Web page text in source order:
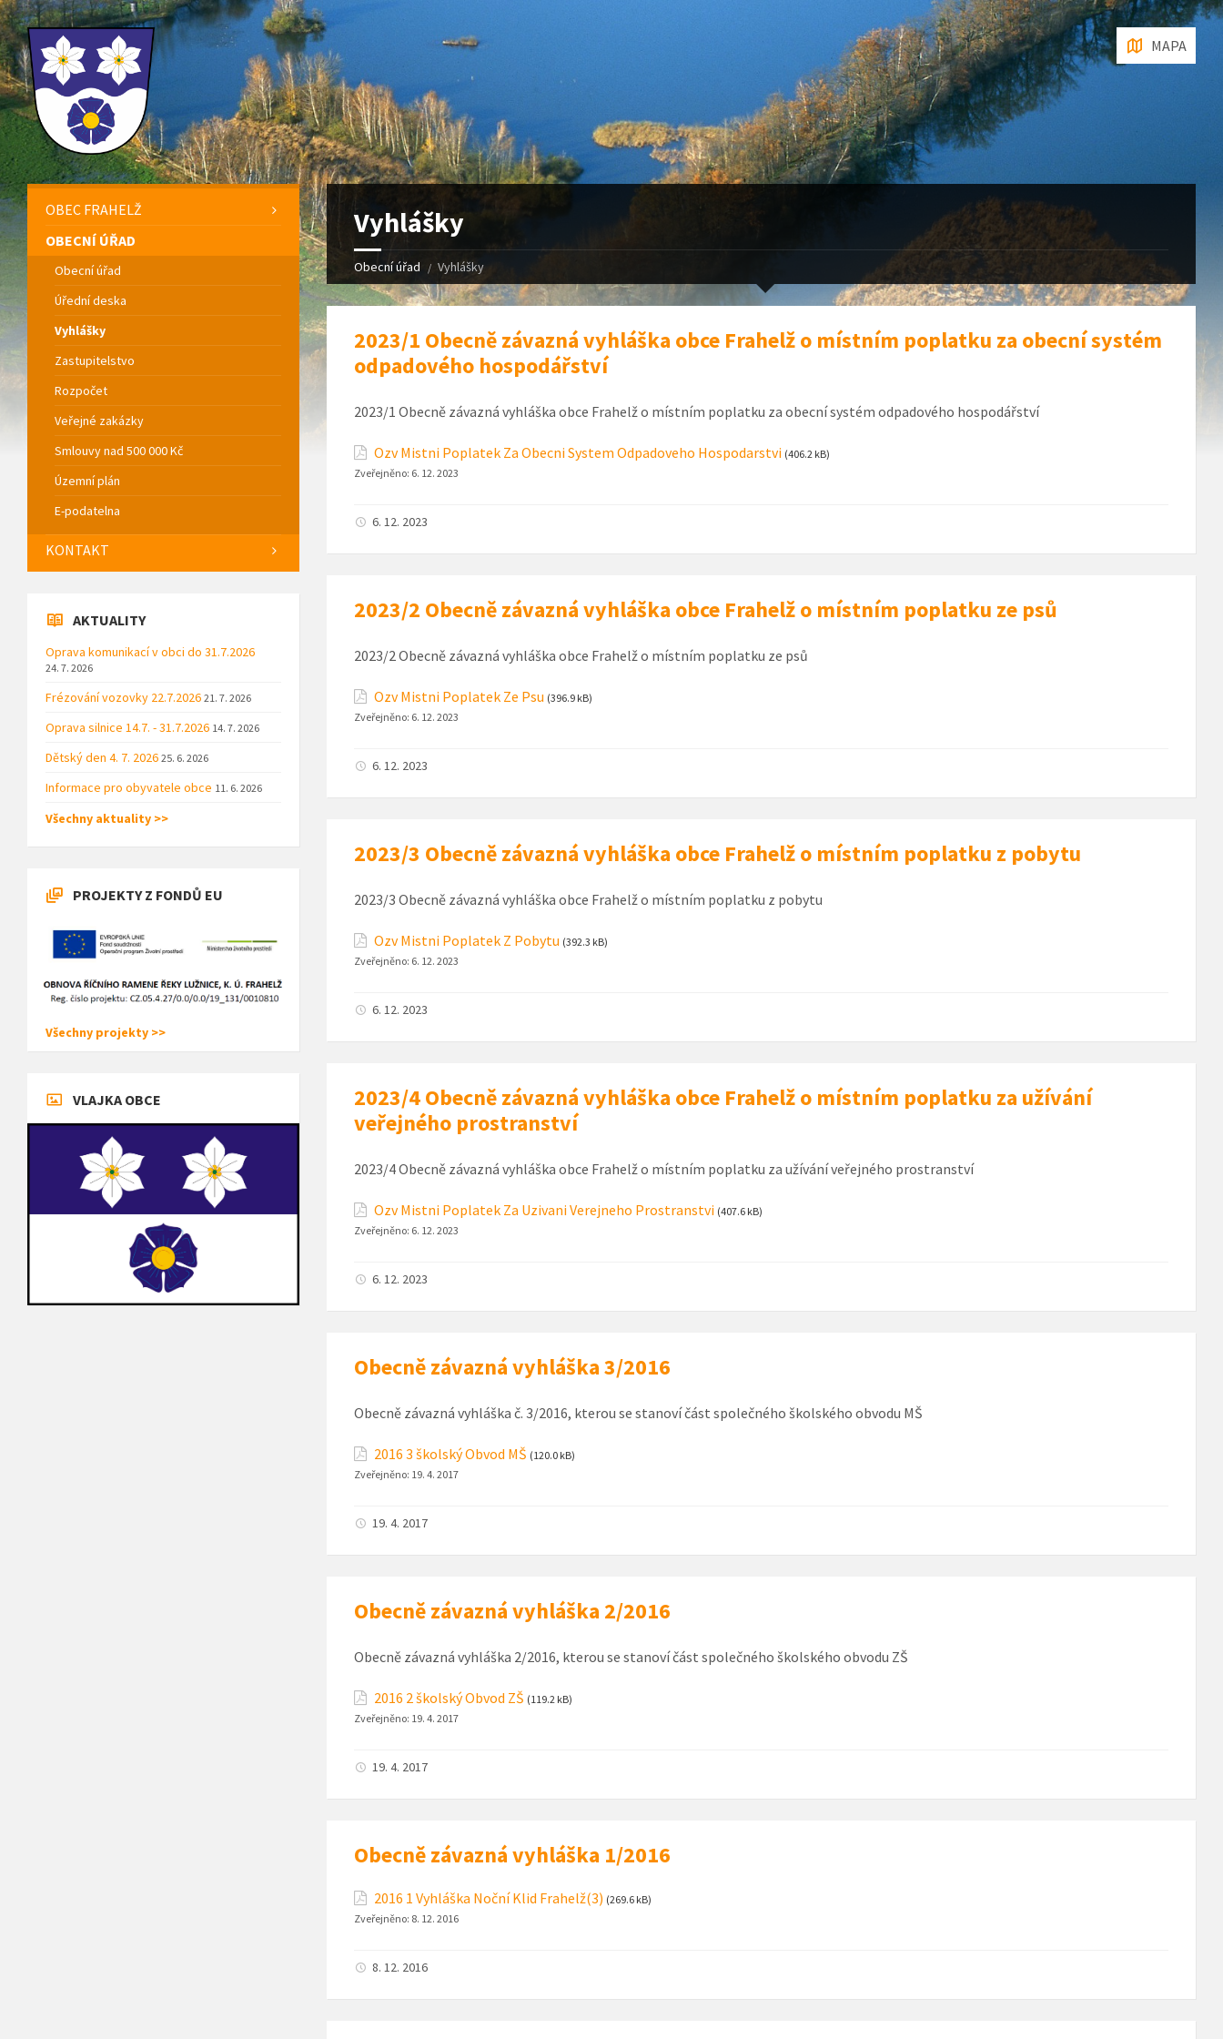
MAPA
Vyhlášky
Obecní úřad Vyhlášky
2023/1 Obecně závazná vyhláška obce Frahelž o místním poplatku za obecní systém
odpadového hospodářství
2023/1 Obecně závazná vyhláška obce Frahelž o místním poplatku za obecní systém odpadového hospodářství
Ozv Mistni Poplatek Za Obecni System Odpadoveho Hospodarstvi (406.2 kB)
Zveřejněno: 6. 12. 2023
6. 12. 2023
2023/2 Obecně závazná vyhláška obce Frahelž o místním poplatku ze psů
2023/2 Obecně závazná vyhláška obce Frahelž o místním poplatku ze psů
Ozv Mistni Poplatek Ze Psu (396.9 kB)
Zveřejněno: 6. 12. 2023
6. 12. 2023
2023/3 Obecně závazná vyhláška obce Frahelž o místním poplatku z pobytu
2023/3 Obecně závazná vyhláška obce Frahelž o místním poplatku z pobytu
Ozv Mistni Poplatek Z Pobytu (392.3 kB)
Zveřejněno: 6. 12. 2023
6. 12. 2023
2023/4 Obecně závazná vyhláška obce Frahelž o místním poplatku za užívání
veřejného prostranství
2023/4 Obecně závazná vyhláška obce Frahelž o místním poplatku za užívání veřejného prostranství
Ozv Mistni Poplatek Za Uzivani Verejneho Prostranstvi (407.6 kB)
Zveřejněno: 6. 12. 2023
6. 12. 2023
Obecně závazná vyhláška 3/2016
Obecně závazná vyhláška č. 3/2016, kterou se stanoví část společného školského obvodu MŠ
2016 3 školský Obvod MŠ (120.0 kB)
Zveřejněno: 19. 4. 2017
19. 4. 2017
Obecně závazná vyhláška 2/2016
Obecně závazná vyhláška 2/2016, kterou se stanoví část společného školského obvodu ZŠ
2016 2 školský Obvod ZŠ (119.2 kB)
Zveřejněno: 19. 4. 2017
19. 4. 2017
Obecně závazná vyhláška 1/2016
2016 1 Vyhláška Noční Klid Frahelž(3) (269.6 kB)
Zveřejněno: 8. 12. 2016
8. 12. 2016
OBEC FRAHELŽ
OBECNÍ ÚŘAD
Obecní úřad
Úřední deska
Vyhlášky
Zastupitelstvo
Rozpočet
Veřejné zakázky
Smlouvy nad 500 000 Kč
Územní plán
E-podatelna
KONTAKT
AKTUALITY
Oprava komunikací v obci do 31.7.2026
24. 7. 2026
Frézování vozovky 22.7.2026 21. 7. 2026
Oprava silnice 14.7. - 31.7.2026 14. 7. 2026
Dětský den 4. 7. 2026 25. 6. 2026
Informace pro obyvatele obce 11. 6. 2026
Všechny aktuality >>
PROJEKTY Z FONDŮ EU
Všechny projekty >>
VLAJKA OBCE